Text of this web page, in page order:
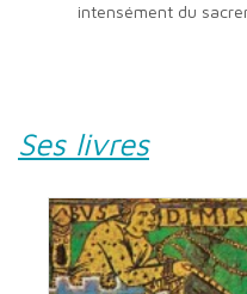
intensément du
Ses livres